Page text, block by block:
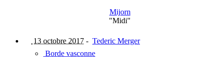
Mijorn
"Midi"
13 octobre 2017 - Tederic Merger
Borde vasconne